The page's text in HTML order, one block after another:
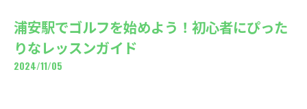
浦安駅でゴルフを始めよう！初心者にぴった
りなレッスンガイド
2024/11/05